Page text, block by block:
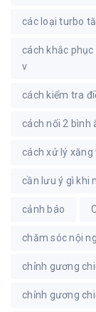
các loại turbo
cách khắc
v
cách kiểm tra
cách nối 2 bình
cách xử lý
cần lưu ý gì khi
cảnh báo
chăm sóc nội
chỉnh gương
chỉnh gương